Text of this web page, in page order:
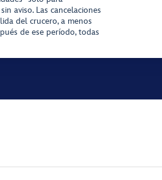
aviso. Las cancelaciones
del crucero, a menos
de ese período, todas